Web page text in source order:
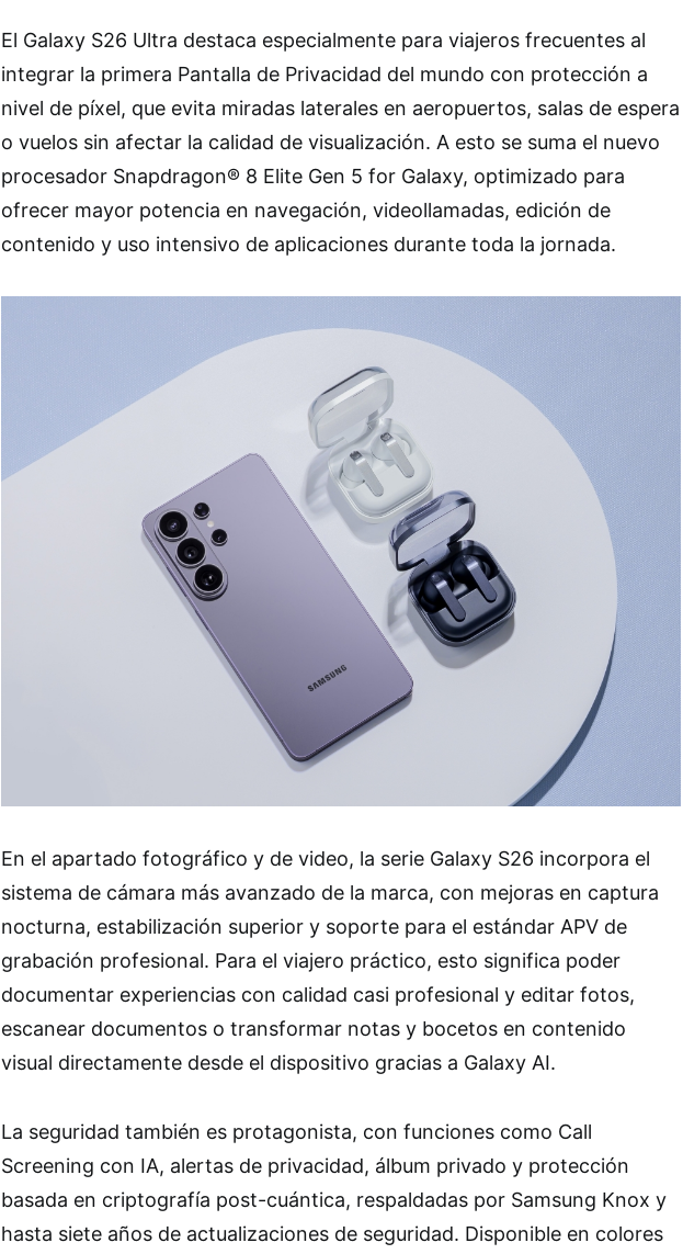
El Galaxy S26 Ultra destaca especialmente para viajeros frecuentes al
integrar la primera Pantalla de Privacidad del mundo con protección a
nivel de píxel, que evita miradas laterales en aeropuertos, salas de espera
o vuelos sin afectar la calidad de visualización. A esto se suma el nuevo
procesador Snapdragon® 8 Elite Gen 5 for Galaxy, optimizado para
ofrecer mayor potencia en navegación, videollamadas, edición de
contenido y uso intensivo de aplicaciones durante toda la jornada.
En el apartado fotográfico y de video, la serie Galaxy S26 incorpora el
sistema de cámara más avanzado de la marca, con mejoras en captura
nocturna, estabilización superior y soporte para el estándar APV de
grabación profesional. Para el viajero práctico, esto significa poder
documentar experiencias con calidad casi profesional y editar fotos,
escanear documentos o transformar notas y bocetos en contenido
visual directamente desde el dispositivo gracias a Galaxy AI.
La seguridad también es protagonista, con funciones como Call
Screening con IA, alertas de privacidad, álbum privado y protección
basada en criptografía post-cuántica, respaldadas por Samsung Knox y
hasta siete años de actualizaciones de seguridad. Disponible en colores